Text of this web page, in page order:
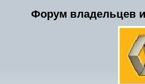
Форум владельцев